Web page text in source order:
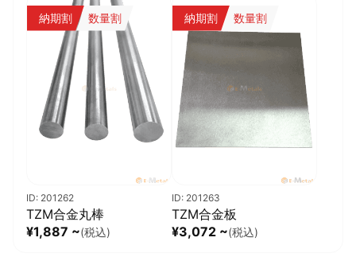
納期割 数量割
ID: 201262
TZM合金丸棒
¥1,887 ~(税込)
納期割 数量割
ID: 201263
TZM合金板
¥3,072 ~(税込)